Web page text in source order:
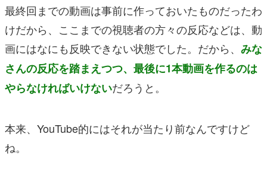
最終回までの動画は事前に作っておいたものだったわ
けだから、ここまでの視聴者の方々の反応などは、動
画にはなにも反映できない状態でした。だから、 みな
さんの反応を踏まえつつ、最後に1本動画を作るのは
やらなければいけないだろうと。
本来、YouTube的にはそれが当たり前なんですけど
ね。